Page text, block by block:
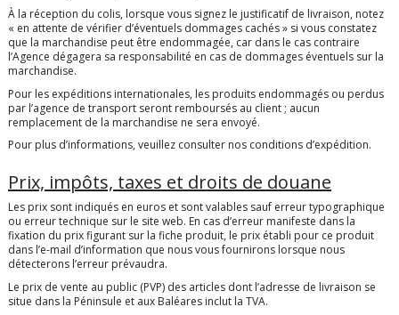
À la réception du colis, lorsque vous signez le justificatif de livraison, notez
« en attente de vérifier d’éventuels dommages cachés » si vous constatez
que la marchandise peut être endommagée, car dans le cas contraire
l’Agence dégagera sa responsabilité en cas de dommages éventuels sur la
marchandise.
Pour les expéditions internationales, les produits endommagés ou perdus
par l’agence de transport seront remboursés au client ; aucun
remplacement de la marchandise ne sera envoyé.
Pour plus d’informations, veuillez consulter nos conditions d’expédition.
Prix, impôts, taxes et droits de douane
Les prix sont indiqués en euros et sont valables sauf erreur typographique
ou erreur technique sur le site web. En cas d’erreur manifeste dans la
fixation du prix figurant sur la fiche produit, le prix établi pour ce produit
dans l’e-mail d’information que nous vous fournirons lorsque nous
détecterons l’erreur prévaudra.
Le prix de vente au public (PVP) des articles dont l’adresse de livraison se
situe dans la Péninsule et aux Baléares inclut la TVA.